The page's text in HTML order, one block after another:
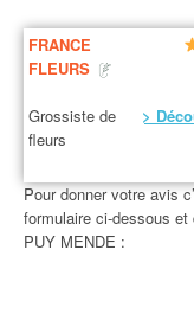
FRANCE
FLEURS
Grossiste de
fleurs
>
Pour donner votre avis
formulaire ci-dessous
PUY MENDE :